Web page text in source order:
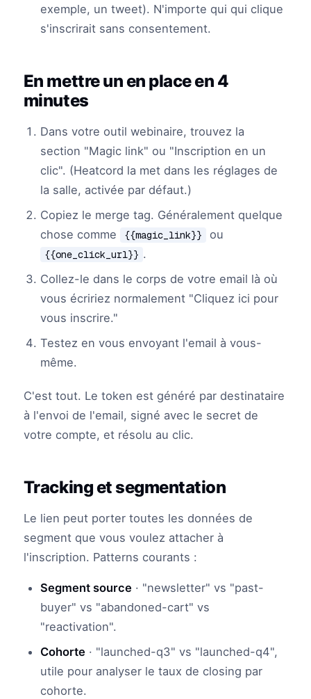
exemple, un tweet). N'importe qui qui clique
s'inscrirait sans consentement.
En mettre un en place en 4
minutes
Dans votre outil webinaire, trouvez la
section "Magic link" ou "Inscription en un
clic". (Heatcord la met dans les réglages de
la salle, activée par défaut.)
Copiez le merge tag. Généralement quelque
chose comme
{{magic_link}} ou
{{one_click_url}} .
Collez-le dans le corps de votre email là où
vous écririez normalement "Cliquez ici pour
vous inscrire."
Testez en vous envoyant l'email à vous-
même.
C'est tout. Le token est généré par destinataire
à l'envoi de l'email, signé avec le secret de
votre compte, et résolu au clic.
Tracking et segmentation
Le lien peut porter toutes les données de
segment que vous voulez attacher à
l'inscription. Patterns courants :
Segment source · "newsletter" vs "past-
buyer" vs "abandoned-cart" vs
"reactivation".
Cohorte · "launched-q3" vs "launched-q4",
utile pour analyser le taux de closing par
cohorte.